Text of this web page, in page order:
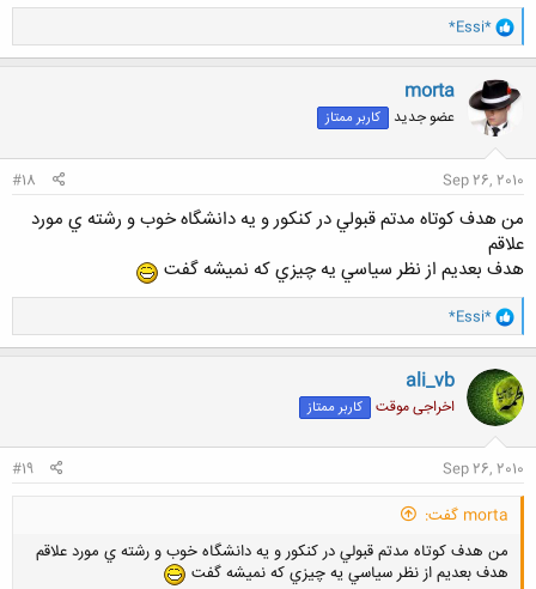
5- پس از ازدواج و صاحب فرزند شدن
6- پس از تربیت فرزندان و رساندن آنها به مقامی والا
7- پس از مرگ
8- هیچکدام از عوامل فوق،فاکتور مهمی برای راحتی من در زندگی نیست.
خواهشااگر دوستی گزینه 8 را انتخاب کرد،دلیل خودشرا هم بگوید.
در ضمن گزینه ای که از آن احساس بسیار بسیار راحت تری دارید را انتخاب
فرمایید.
و
ا
ک
ن
ش
ه
ا
*Essi*
morta
عضو جدید کاربر ممتاز
Sep 26, 2010
#18
من هدف كوتاه مدتم قبولي در كنكور و يه دانشگاه خوب و رشته ي مورد
علاقم
هدف بعديم از نظر سياسي يه چيزي كه نميشه گفت
و
ا
ک
ن
ش
ه
ا
*Essi*
ali_vb
اخراجی موقت کاربر ممتاز
Sep 26, 2010
#19
morta گفت:
من هدف كوتاه مدتم قبولي در كنكور و يه دانشگاه خوب و رشته ي مورد علاقم
هدف بعديم از نظر سياسي يه چيزي كه نميشه گفت